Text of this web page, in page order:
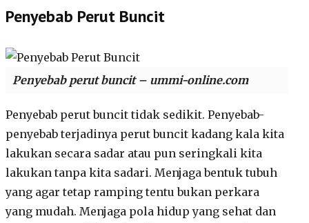
Penyebab Perut Buncit
Penyebab perut buncit – ummi-online.com
Penyebab perut buncit tidak sedikit. Penyebab-
penyebab terjadinya perut buncit kadang kala kita
lakukan secara sadar atau pun seringkali kita
lakukan tanpa kita sadari. Menjaga bentuk tubuh
yang agar tetap ramping tentu bukan perkara
yang mudah. Menjaga pola hidup yang sehat dan